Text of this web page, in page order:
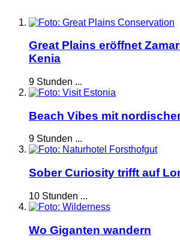
Great Plains eröffnet
Kenia
9 Stunden ...
Beach Vibes mit
9 Stunden ...
Sober Curiosity trifft auf
10 Stunden ...
Wo Giganten wandern